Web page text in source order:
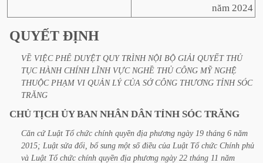
năm 2024
QUYẾT ĐỊNH
VỀ VIỆC PHÊ DUYỆT QUY TRÌNH NỘI BỘ GIẢI QUYẾT THỦ
TỤC HÀNH CHÍNH LĨNH VỰC NGHỀ THỦ CÔNG MỸ NGHỆ
THUỘC PHẠM VI QUẢN LÝ CỦA SỞ CÔNG THƯƠNG TỈNH SÓC
TRĂNG
CHỦ TỊCH ỦY BAN NHÂN DÂN TỈNH SÓC TRĂNG
Căn cứ Luật Tổ chức chính quyền địa phương ngày 19 tháng 6 năm
2015; Luật sửa đổi, bổ sung một số điều của Luật Tổ chức Chính phủ
và Luật Tổ chức chính quyền địa phương ngày 22 tháng 11 năm